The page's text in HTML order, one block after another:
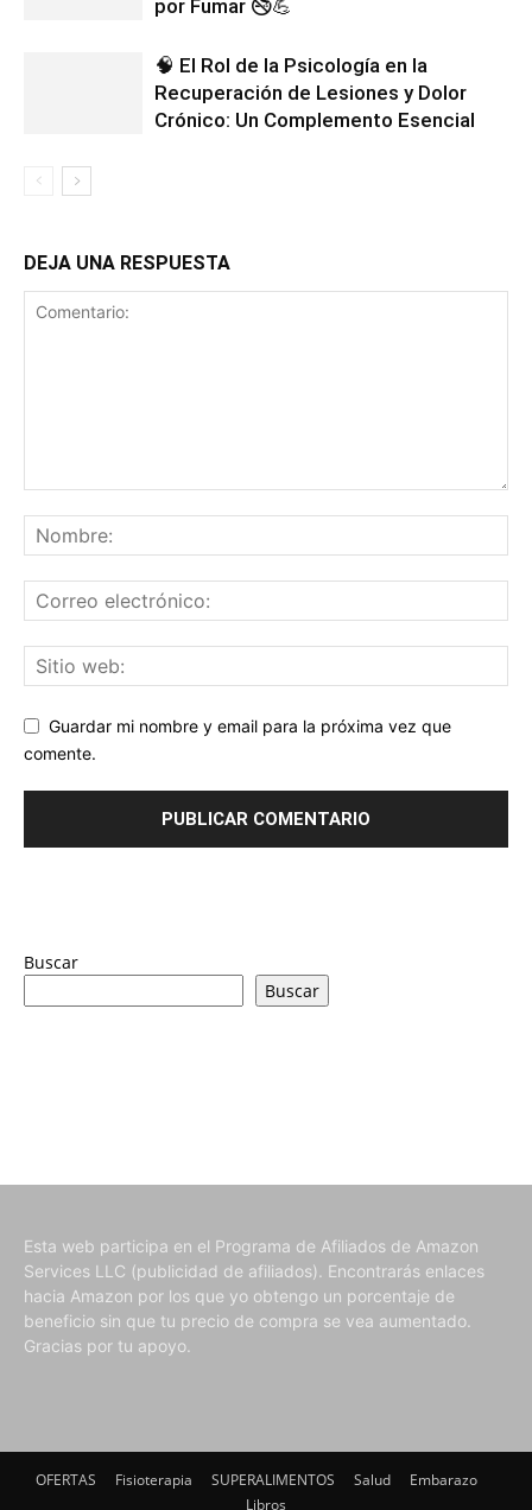
por Fumar 🚭💪
🧠 El Rol de la Psicología en la
Recuperación de Lesiones y Dolor
Crónico: Un Complemento Esencial
DEJA UNA RESPUESTA
Guardar mi nombre y email para la próxima vez que
comente.
Buscar
Buscar
Esta web participa en el Programa de Afiliados de Amazon
Services LLC (publicidad de afiliados). Encontrarás enlaces
hacia Amazon por los que yo obtengo un porcentaje de
beneficio sin que tu precio de compra se vea aumentado.
Gracias por tu apoyo.
OFERTAS Fisioterapia SUPERALIMENTOS Salud
Embarazo
Libros